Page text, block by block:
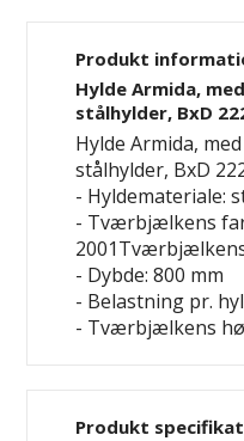
Produkt
Hylde Armida,
stålhylder, BxD
Hylde Armida,
stålhylder, BxD
- Hyldemateriale:
- Tværbjælkens
- Dybde: 800 mm
- Belastning pr.
- Tværbjælkens
Produkt